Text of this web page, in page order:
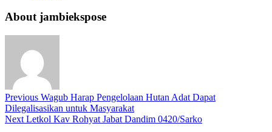
About jambiekspose
Previous Wagub Harap Pengelolaan Hutan Adat Dapat
Dilegalisasikan untuk Masyarakat
Next Letkol Kav Rohyat Jabat Dandim 0420/Sarko